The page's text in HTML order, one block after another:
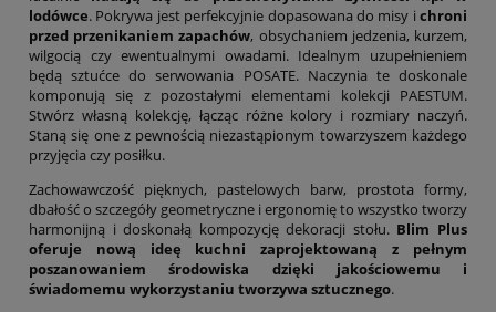
lodówce. Pokrywa jest perfekcyjnie dopasowana do misy i chroni
przed przenikaniem zapachów, obsychaniem jedzenia, kurzem,
wilgocią czy ewentualnymi owadami. Idealnym uzupełnieniem
będą sztućce do serwowania POSATE. Naczynia te doskonale
komponują się z pozostałymi elementami kolekcji PAESTUM.
Stwórz własną kolekcję, łącząc różne kolory i rozmiary naczyń.
Staną się one z pewnością niezastąpionym towarzyszem każdego
przyjęcia czy posiłku.
Zachowawczość pięknych, pastelowych barw, prostota formy,
dbałość o szczegóły geometryczne i ergonomię to wszystko tworzy
harmonijną i doskonałą kompozycję dekoracji stołu. Blim Plus
oferuje nową ideę kuchni zaprojektowaną z pełnym
poszanowaniem środowiska dzięki jakościowemu i
świadomemu wykorzystaniu tworzywa sztucznego.